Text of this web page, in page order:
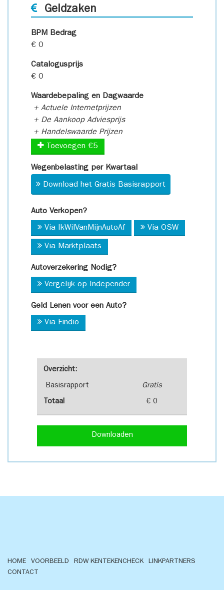
Overzicht:
Basisrapport Gratis
Totaal € 0
Downloaden
Geldzaken
BPM Bedrag
€ 0
Catalogusprijs
€ 0
Waardebepaling en Dagwaarde
+ Actuele Internetprijzen
+ De Aankoop Adviesprijs
+ Handelswaarde Prijzen
Toevoegen €5
Wegenbelasting per Kwartaal
Download het Gratis Basisrapport
Auto Verkopen?
Via IkWilVanMijnAutoAf Via OSW
Via Marktplaats
Autoverzekering Nodig?
Vergelijk op Independer
Geld Lenen voor een Auto?
Via Findio
HOME VOORBEELD RDW KENTEKENCHECK
LINKPARTNERS
CONTACT